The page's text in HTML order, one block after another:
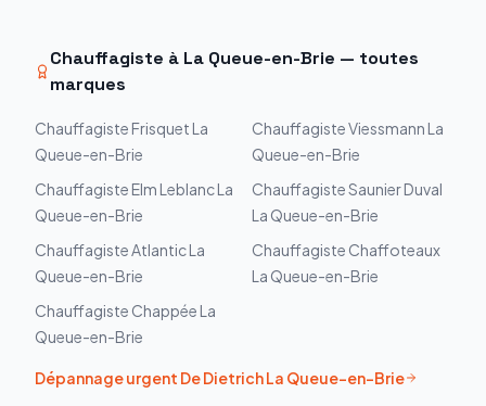
Chauffagiste à La Queue-en-Brie — toutes
marques
Chauffagiste Frisquet La
Queue-en-Brie
ChauffagisteViessmann La
Queue-en-Brie
Chauffagiste Elm LeblancLa
Queue-en-Brie
ChauffagisteSaunier Duval
La Queue-en-Brie
ChauffagisteAtlanticLa
Queue-en-Brie
Chauffagiste Chaffoteaux
La Queue-en-Brie
Chauffagiste Chappée La
Queue-en-Brie
Dépannage urgent De DietrichLa Queue-en-Brie